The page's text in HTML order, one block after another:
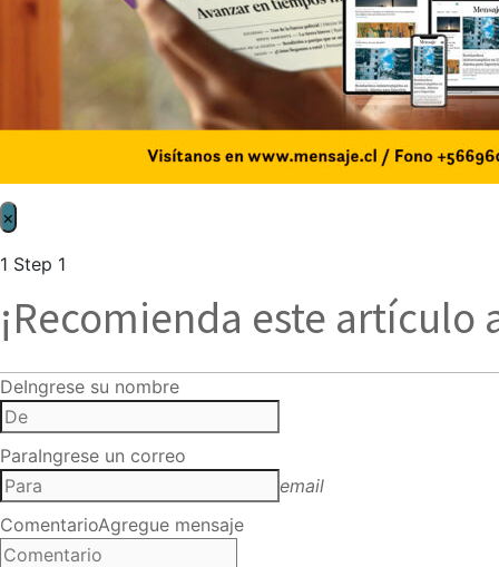
×
1 Step 1
¡Recomienda este artículo
DeIngrese su nombre
ParaIngrese un correo
email
ComentarioAgregue mensaje